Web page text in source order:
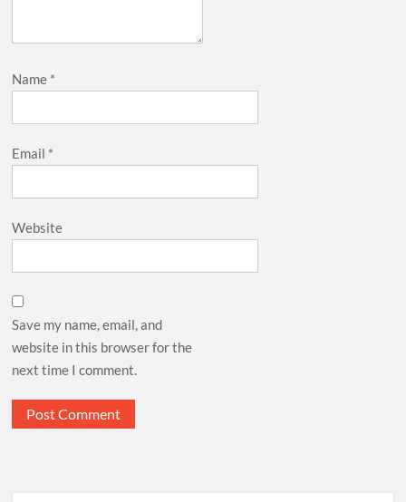
Name *
Email *
Website
Save my name, email, and
website in this browser for the
next time I comment.